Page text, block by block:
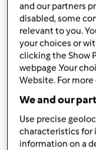
0,5
1/3kostek
3 łyżkisok z
1500gramów
1-11/2
proszku,
1 opakowania
3łyżkicukru
and our partners
disabled, some
relevant to you.
your choices or
clicking the Show
webpage .Your
Website. For
We and our
Use precise
characteristics for
information on a